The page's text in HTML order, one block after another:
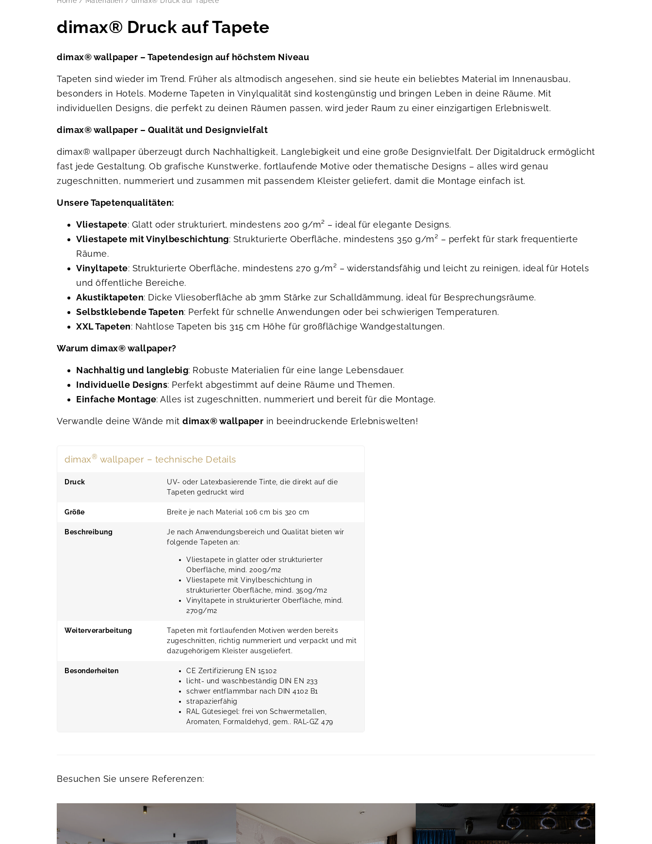
dimax® Druck auf Tapete
dimax® wallpaper – Tapetendesign auf höchstem Niveau
Tapeten sind wieder im Trend. Früher als altmodisch angesehen, sind sie heute ein beliebtes Material im Innenausbau,
besonders in Hotels. Moderne Tapeten in Vinylqualität sind kostengünstig und bringen Leben in deine Räume. Mit
individuellen Designs, die perfekt zu deinen Räumen passen, wird jeder Raum zu einer einzigartigen Erlebniswelt.
dimax® wallpaper – Qualität und Designvielfalt
dimax® wallpaper überzeugt durch Nachhaltigkeit, Langlebigkeit und eine große Designvielfalt. Der Digitaldruck ermöglicht
fast jede Gestaltung. Ob grafische Kunstwerke, fortlaufende Motive oder thematische Designs – alles wird genau
zugeschnitten, nummeriert und zusammen mit passendem Kleister geliefert, damit die Montage einfach ist.
Unsere Tapetenqualitäten:
Vliestapete: Glatt oder strukturiert, mindestens 200 g/m² – ideal für elegante Designs.
Vliestapete mit Vinylbeschichtung: Strukturierte Oberfläche, mindestens 350 g/m² – perfekt für stark frequentierte
Räume.
Vinyltapete: Strukturierte Oberfläche, mindestens 270 g/m² – widerstandsfähig und leicht zu reinigen, ideal für Hotels
und öffentliche Bereiche.
Akustiktapeten: Dicke Vliesoberfläche ab 3mm Stärke zur Schalldämmung, ideal für Besprechungsräume.
Selbstklebende Tapeten: Perfekt für schnelle Anwendungen oder bei schwierigen Temperaturen.
XXL Tapeten: Nahtlose Tapeten bis 315 cm Höhe für großflächige Wandgestaltungen.
Warum dimax® wallpaper?
Nachhaltig und langlebig: Robuste Materialien für eine lange Lebensdauer.
Individuelle Designs: Perfekt abgestimmt auf deine Räume und Themen.
Einfache Montage: Alles ist zugeschnitten, nummeriert und bereit für die Montage.
Verwandle deine Wände mit dimax® wallpaper in beeindruckende Erlebniswelten!
dimax® wallpaper – technische Details
Druck
UV- oder Latexbasierende Tinte, die direkt auf die
Tapeten gedruckt wird
Größe Breite je nach Material 106 cm bis 320 cm
Beschreibung
Je nach Anwendungsbereich und Qualität bieten wir
folgende Tapeten an:
Vliestapete in glatter oder strukturierter
Oberfläche, mind. 200g/m2
Vliestapete mit Vinylbeschichtung in
strukturierter Oberfläche, mind. 350g/m2
Vinyltapete in strukturierter Oberfläche, mind.
270g/m2
Weiterverarbeitung
Tapeten mit fortlaufenden Motiven werden bereits
zugeschnitten, richtig nummeriert und verpackt und mit
dazugehörigem Kleister ausgeliefert.
Besonderheiten
CE Zertifizierung EN 15102
licht- und waschbeständig DIN EN 233
schwer entflammbar nach DIN 4102 B1
strapazierfähig
RAL Gütesiegel: frei von Schwermetallen,
Aromaten, Formaldehyd, gem.. RAL-GZ 479
Besuchen Sie unsere Referenzen: